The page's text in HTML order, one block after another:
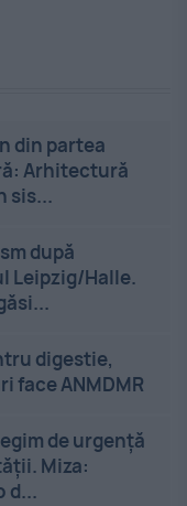
din partea
Arhitectură
sis...
după
Leipzig/Halle.
digestie,
face ANMDMR
de urgență
Miza:
d...